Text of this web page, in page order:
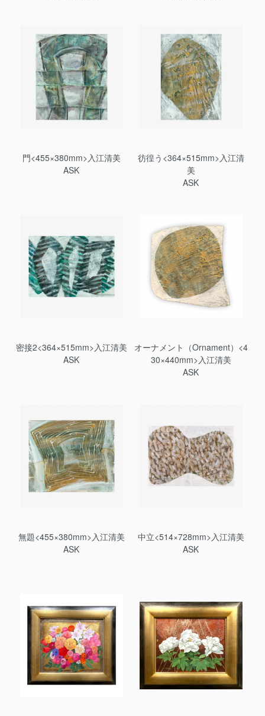
門<455×380mm>入江清美
ASK
彷徨う<364×515mm>入江清
美
ASK
密接2<364×515mm>入江清美
ASK
オーナメント（Ornament）<4
30×440mm>入江清美
ASK
無題<455×380mm>入江清美
ASK
中立<514×728mm>入江清美
ASK